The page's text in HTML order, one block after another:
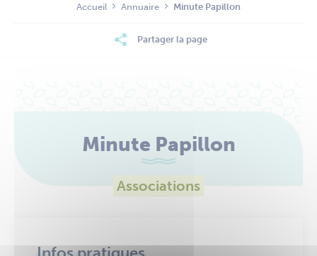
Accueil Annuaire Minute Papillon
Partager la page
Minute Papillon
Associations